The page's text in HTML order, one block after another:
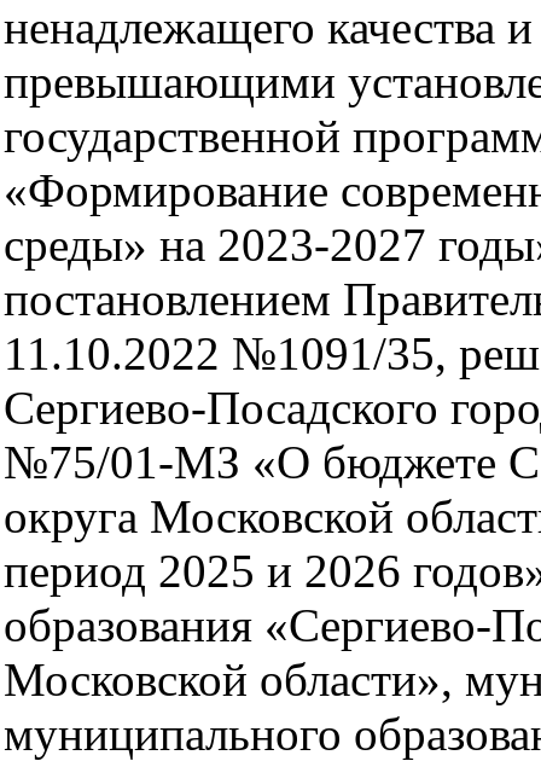
ненадлежащего качества
превышающими
государственной
«Формирование
среды» на 2023-2027
постановлением
11.10.2022 №1091/35,
Сергиево-Посадского
№75/01-МЗ «О бюджете
округа Московской
период 2025 и 2026
образования «Сергиево-
Московской области»,
муниципального